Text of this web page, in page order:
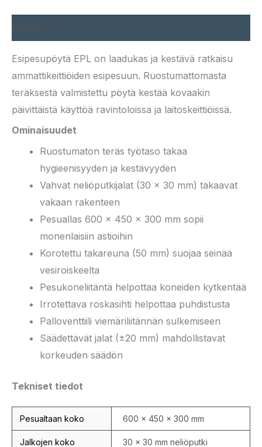
Esipesupöytä EPL on laadukas ja kestävä ratkaisu
ammattikeittiöiden esipesuun. Ruostumattomasta
teräksestä valmistettu pöytä kestää kovaakin
päivittäistä käyttöä ravintoloissa ja laitoskeittiöissä.
Ominaisuudet
Ruostumaton teräs työtaso takaa
hygieenisyyden ja kestävyyden
Vahvat neliöputkijalat (30 × 30 mm) takaavat
vakaan rakenteen
Pesuallas 600 × 450 × 300 mm sopii
monenlaisiin astioihin
Korotettu takareuna (50 mm) suojaa seinää
vesiroiskeelta
Pesukoneliitäntä helpottaa koneiden kytkentää
Irrotettava roskasihti helpottaa puhdistusta
Palloventtiili viemäriliitännän sulkemiseen
Säädettävät jalat (±20 mm) mahdollistavat
korkeuden säädön
Tekniset tiedot
Pesualtaan koko 600 × 450 × 300 mm
Jalkojen koko 30 × 30 mm neliöputki